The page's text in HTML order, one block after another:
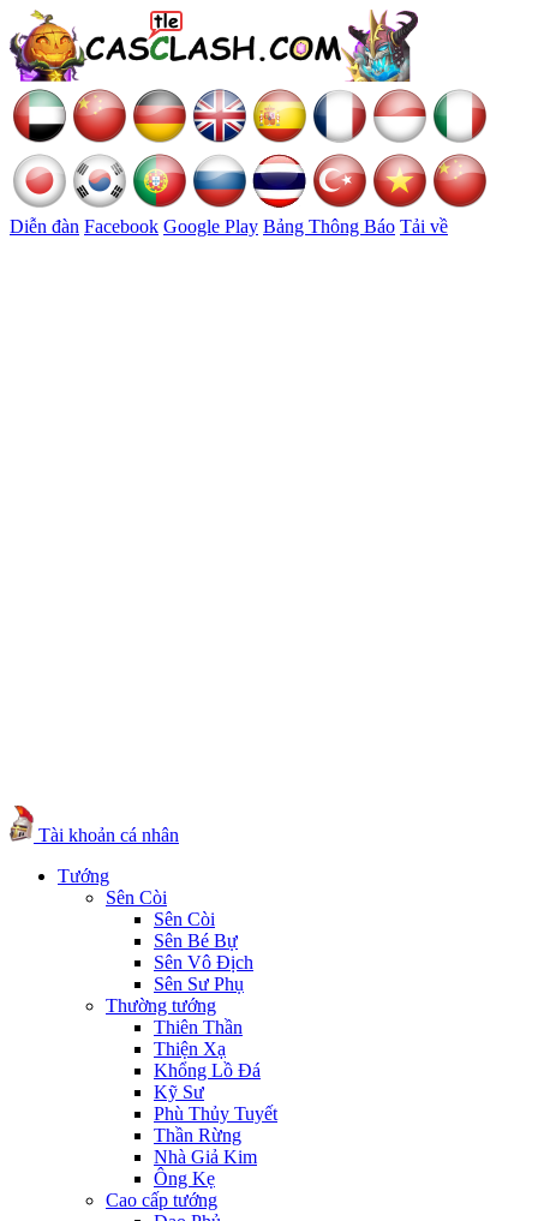
Diễn đàn Facebook Google Play Bảng Thông Báo Tải về
Tài khoản cá nhân
Tướng
Sên Còi
Sên Còi
Sên Bé Bự
Sên Vô Địch
Sên Sư Phụ
Thường tướng
Thiên Thần
Thiện Xạ
Khổng Lồ Đá
Kỹ Sư
Phù Thủy Tuyết
Thần Rừng
Nhà Giả Kim
Ông Kẹ
Cao cấp tướng